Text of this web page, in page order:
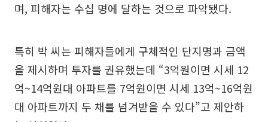
며, 피해자는 수십 명에 달하는 것으로 파악됐다.
특히 박 씨는 피해자들에게 구체적인 단지명과 금액
을 제시하며 투자를 권유했는데 “3억원이면 시세 12
억~14억원대 아파트를 7억원이면 시세 13억~16억원
대 아파트까지 두 채를 넘겨받을 수 있다”고 제안하